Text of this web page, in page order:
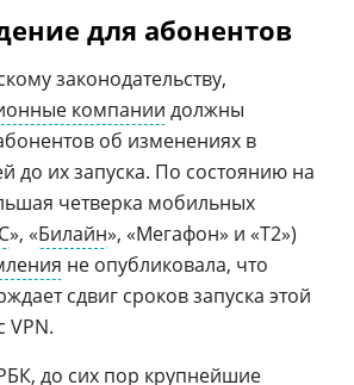
для абонентов
законодательству,
компании должны
об изменениях в
до их запуска. По состоянию на
четверка мобильных
», «Билайн», «Мегафон» и «T2»)
не опубликовала, что
сдвиг сроков запуска этой
VPN.
, до сих пор крупнейшие